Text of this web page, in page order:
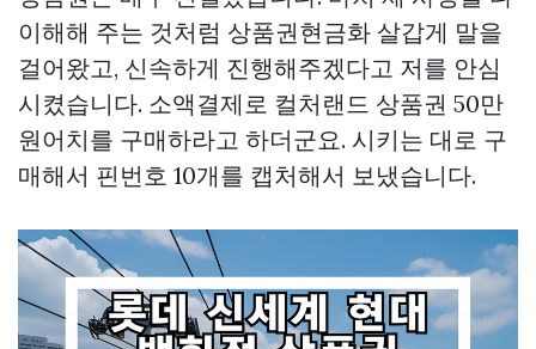
이해해 주는 것처럼 상품권현금화 살갑게 말을
걸어왔고, 신속하게 진행해주겠다고 저를 안심
시켰습니다. 소액결제로 컬처랜드 상품권 50만
원어치를 구매하라고 하더군요. 시키는 대로 구
매해서 핀번호 10개를 캡처해서 보냈습니다.